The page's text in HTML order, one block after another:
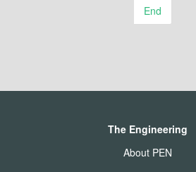
End
The Engineering
About PEN